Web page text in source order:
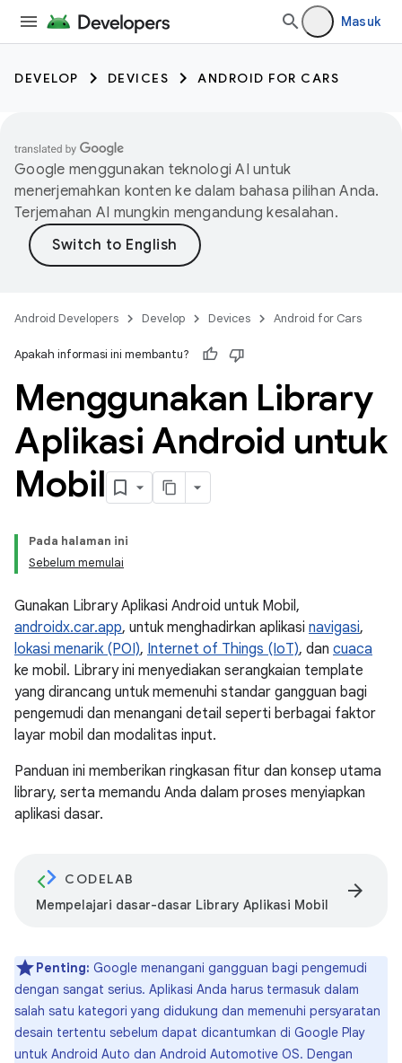
Masuk
DEVELOP DEVICES ANDROID FOR CARS
Google menggunakan teknologi AI untuk
menerjemahkan konten ke dalam bahasa pilihan Anda.
Terjemahan AI mungkin mengandung kesalahan.
Android Developers Develop Devices Android for Cars
Apakah informasi ini membantu?
Menggunakan Library
Aplikasi Android untuk
Mobil
Pada halaman ini
Sebelum memulai
Gunakan Library Aplikasi Android untuk Mobil,
androidx.car.app, untuk menghadirkan aplikasi navigasi,
lokasi menarik (POI), Internet of Things (IoT), dan cuaca
ke mobil. Library ini menyediakan serangkaian template
yang dirancang untuk memenuhi standar gangguan bagi
pengemudi dan menangani detail seperti berbagai faktor
layar mobil dan modalitas input.
Panduan ini memberikan ringkasan fitur dan konsep utama
library, serta memandu Anda dalam proses menyiapkan
aplikasi dasar.
CODELAB
Mempelajari dasar-dasar Library Aplikasi Mobil
arrow_forward
Penting: Google menangani gangguan bagi pengemudi
dengan sangat serius. Aplikasi Anda harus termasuk dalam
salah satu kategori yang didukung dan memenuhi persyaratan
desain tertentu sebelum dapat dicantumkan di Google Play
untuk Android Auto dan Android Automotive OS. Dengan